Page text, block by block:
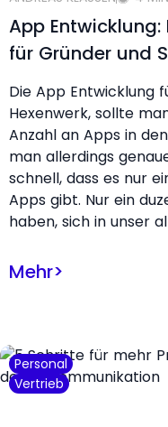
App
für Gründer und
Die App Entwicklung
Hexenwerk, sollte
Anzahl an Apps in
man allerdings
schnell, dass es nur
Apps gibt. Nur ein
haben, sich in unser
Mehr>
Personal
Vertrieb